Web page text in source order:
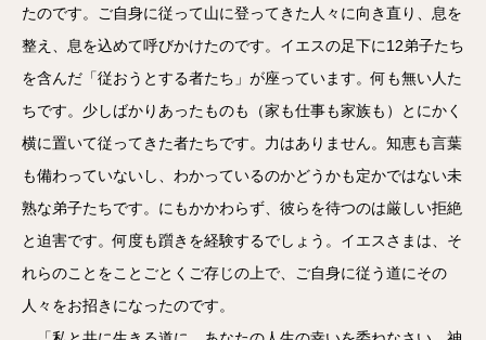
たのです。ご自身に従って山に登ってきた人々に向き直り、息を
整え、息を込めて呼びかけたのです。イエスの足下に12弟子たち
を含んだ「従おうとする者たち」が座っています。何も無い人た
ちです。少しばかりあったものも（家も仕事も家族も）とにかく
横に置いて従ってきた者たちです。力はありません。知恵も言葉
も備わっていないし、わかっているのかどうかも定かではない未
熟な弟子たちです。にもかかわらず、彼らを待つのは厳しい拒絶
と迫害です。何度も躓きを経験するでしょう。イエスさまは、そ
れらのことをことごとくご存じの上で、ご自身に従う道にその
人々をお招きになったのです。